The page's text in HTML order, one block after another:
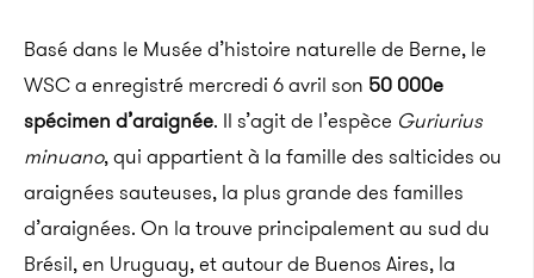
Basé dans le Musée d’histoire naturelle de Berne, le
WSC a enregistré mercredi 6 avril son 50 000e
spécimen d’araignée. Il s’agit de l’espèce Guriurius
minuano, qui appartient à la famille des salticides ou
araignées sauteuses, la plus grande des familles
d’araignées. On la trouve principalement au sud du
Brésil, en Uruguay, et autour de Buenos Aires, la